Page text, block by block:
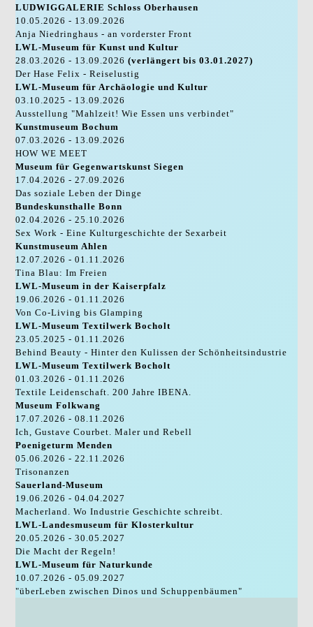
LUDWIGGALERIE Schloss Oberhausen
10.05.2026 - 13.09.2026
Anja Niedringhaus - an vorderster Front
LWL-Museum für Kunst und Kultur
28.03.2026 - 13.09.2026(verlängert bis 03.01.2027)
Der Hase Felix - Reiselustig
LWL-Museum für Archäologie und Kultur
03.10.2025 - 13.09.2026
Ausstellung "Mahlzeit! Wie Essen uns verbindet"
Kunstmuseum Bochum
07.03.2026 - 13.09.2026
HOW WE MEET
Museum für Gegenwartskunst Siegen
17.04.2026 - 27.09.2026
Das soziale Leben der Dinge
Bundeskunsthalle Bonn
02.04.2026 - 25.10.2026
Sex Work - Eine Kulturgeschichte der Sexarbeit
Kunstmuseum Ahlen
12.07.2026 - 01.11.2026
Tina Blau: Im Freien
LWL-Museum in der Kaiserpfalz
19.06.2026 - 01.11.2026
Von Co-Living bis Glamping
LWL-Museum Textilwerk Bocholt
23.05.2025 - 01.11.2026
Behind Beauty - Hinter den Kulissen der Schönheitsindustrie
LWL-Museum Textilwerk Bocholt
01.03.2026 - 01.11.2026
Textile Leidenschaft. 200 Jahre IBENA.
Museum Folkwang
17.07.2026 - 08.11.2026
Ich, Gustave Courbet. Maler und Rebell
Poenigeturm Menden
05.06.2026 - 22.11.2026
Trisonanzen
Sauerland-Museum
19.06.2026 - 04.04.2027
Macherland. Wo Industrie Geschichte schreibt.
LWL-Landesmuseum für Klosterkultur
20.05.2026 - 30.05.2027
Die Macht der Regeln!
LWL-Museum für Naturkunde
10.07.2026 - 05.09.2027
"überLeben zwischen Dinos und Schuppenbäumen"